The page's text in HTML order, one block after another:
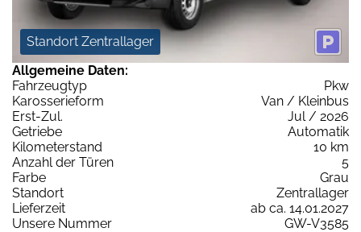
Standort Zentrallager
Allgemeine Daten:
Fahrzeugtyp
Pkw
Karosserieform
Van / Kleinbus
Erst-Zul.
Jul / 2026
Getriebe
Automatik
Kilometerstand
10 km
Anzahl der Türen
5
Farbe
Grau
Standort
Zentrallager
Lieferzeit
ab ca. 14.01.2027
Unsere Nummer
GW-V3585